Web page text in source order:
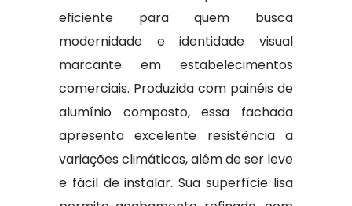
eficiente para quem busca
modernidade e identidade visual
marcante em estabelecimentos
comerciais. Produzida com painéis de
alumínio composto, essa fachada
apresenta excelente resistência a
variações climáticas, além de ser leve
e fácil de instalar. Sua superfície lisa